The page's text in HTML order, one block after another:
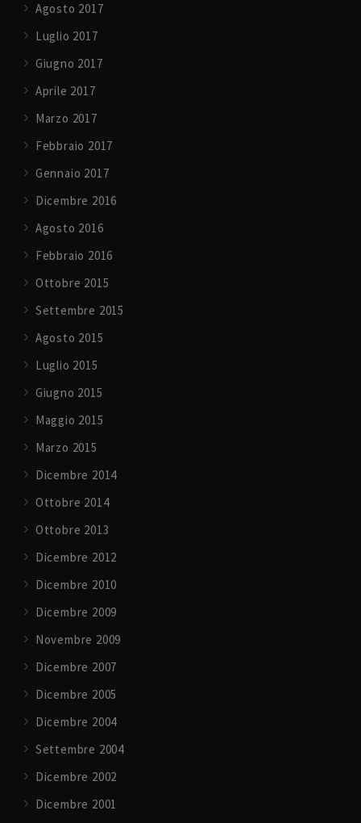
Agosto 2017
Luglio 2017
Giugno 2017
Aprile 2017
Marzo 2017
Febbraio 2017
Gennaio 2017
Dicembre 2016
Agosto 2016
Febbraio 2016
Ottobre 2015
Settembre 2015
Agosto 2015
Luglio 2015
Giugno 2015
Maggio 2015
Marzo 2015
Dicembre 2014
Ottobre 2014
Ottobre 2013
Dicembre 2012
Dicembre 2010
Dicembre 2009
Novembre 2009
Dicembre 2007
Dicembre 2005
Dicembre 2004
Settembre 2004
Dicembre 2002
Dicembre 2001